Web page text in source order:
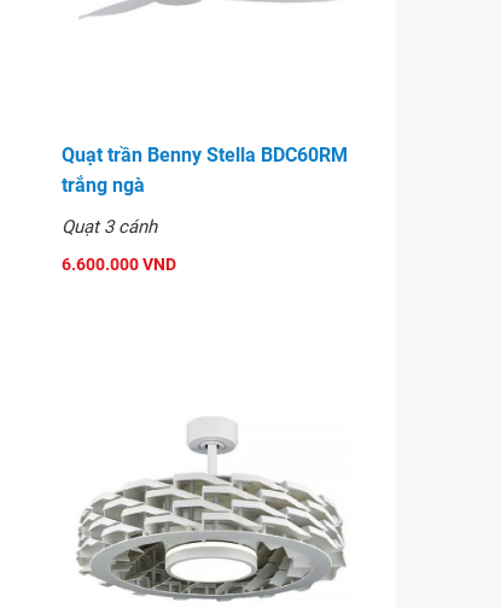
Quạt trần Benny Stella BDC60RM
trắng ngà
Quạt 3 cánh
6.600.000 VND